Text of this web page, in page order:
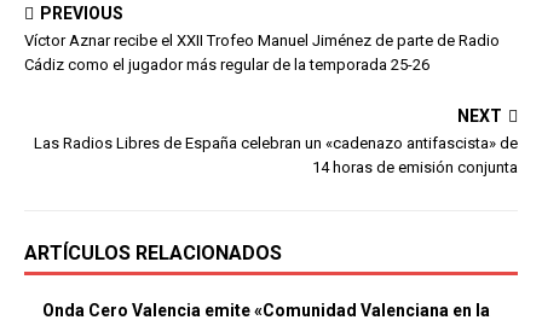
PREVIOUS
Víctor Aznar recibe el XXII Trofeo Manuel Jiménez de parte de Radio
Cádiz como el jugador más regular de la temporada 25-26
NEXT
Las Radios Libres de España celebran un «cadenazo antifascista» de
14 horas de emisión conjunta
ARTÍCULOS RELACIONADOS
Onda Cero Valencia emite «Comunidad Valenciana en la